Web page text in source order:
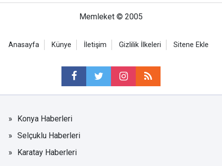
Memleket © 2005
Anasayfa Künye İletişim Gizlilik İlkeleri Sitene Ekle
Konya Haberleri
Selçuklu Haberleri
Karatay Haberleri